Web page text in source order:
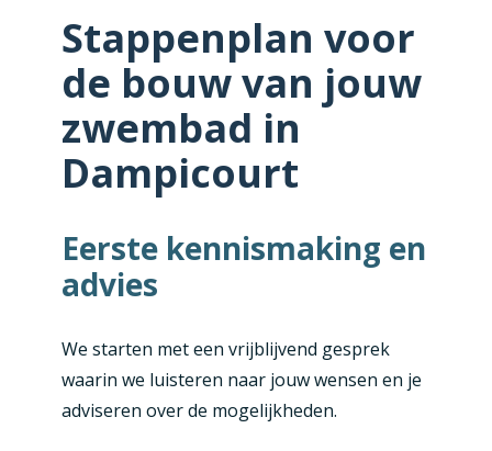
Stappenplan voor
de bouw van jouw
zwembad in
Dampicourt
Eerste kennismaking en
advies
We starten met een vrijblijvend gesprek
waarin we luisteren naar jouw wensen en je
adviseren over de mogelijkheden.